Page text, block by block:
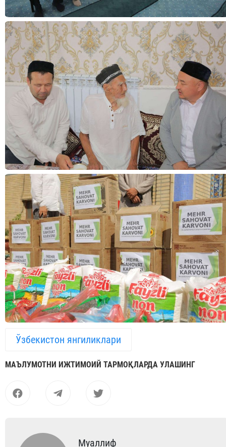
Ўзбекистон янгиликлари
МАЪЛУМОТНИ ИЖТИМОИЙ ТАРМОҚЛАРДА УЛАШИНГ
Муаллиф